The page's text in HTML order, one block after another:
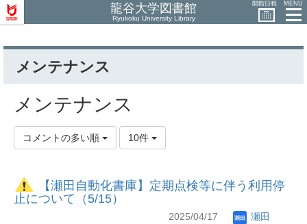
龍谷大学図書館
Ryukoku University Library
開館日程 MENU
メンテナンス
メンテナンス
コメントの多い順 10件
【瀬田自動化書庫】定期点検等に伴う利用停
止について（5/15）
2025/04/17 瀬田